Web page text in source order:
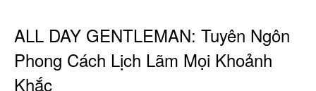
ALL DAY GENTLEMAN: Tuyên Ngôn
Phong Cách Lịch Lãm Mọi Khoảnh
Khắc